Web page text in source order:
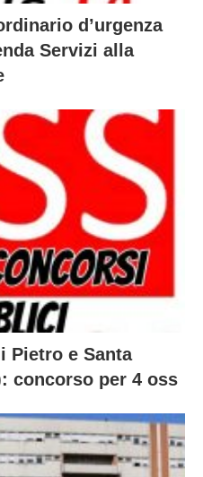
d’urgenza
Servizi alla
Pietro e Santa
concorso per 4 oss